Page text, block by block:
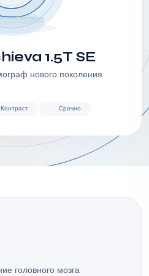
1.5T SE
нового поколения
Контраст Срочно
головного мозга